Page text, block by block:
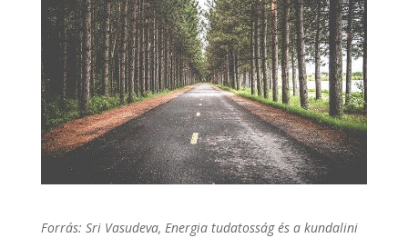
Forrás: Sri Vasudeva, Energia tudatosság és a kundalini